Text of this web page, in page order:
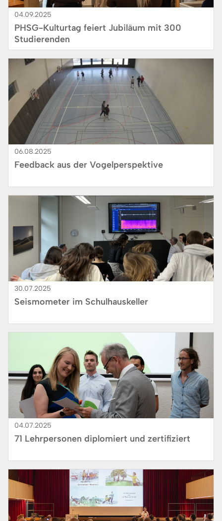
04.09.2025
PHSG-Kulturtag feiert Jubiläum mit 300
Studierenden
Bild
06.08.2025
Feedback aus der Vogelperspektive
30.07.2025
Seismometer im Schulhauskeller
04.07.2025
71 Lehrpersonen diplomiert und zertifiziert